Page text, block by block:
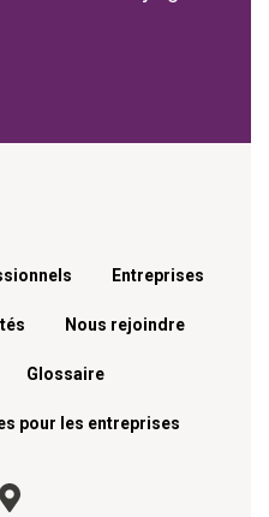
Entreprises
Nous rejoindre
Glossaire
pour les entreprises